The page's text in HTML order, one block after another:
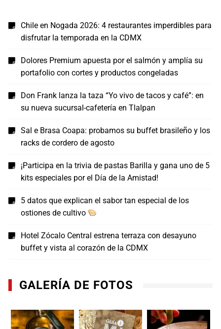
Chile en Nogada 2026: 4 restaurantes imperdibles para
disfrutar la temporada en la CDMX
Dolores Premium apuesta por el salmón y amplía su
portafolio con cortes y productos congeladas
Don Frank lanza la taza “Yo vivo de tacos y café”: en
su nueva sucursal-cafetería en Tlalpan
Sal e Brasa Coapa: probamos su buffet brasileño y los
racks de cordero de agosto
¡Participa en la trivia de pastas Barilla y gana uno de 5
kits especiales por el Día de la Amistad!
5 datos que explican el sabor tan especial de los
ostiones de cultivo
Hotel Zócalo Central estrena terraza con desayuno
buffet y vista al corazón de la CDMX
GALERÍA DE FOTOS